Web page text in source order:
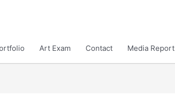
Art Exam Contact Media Report